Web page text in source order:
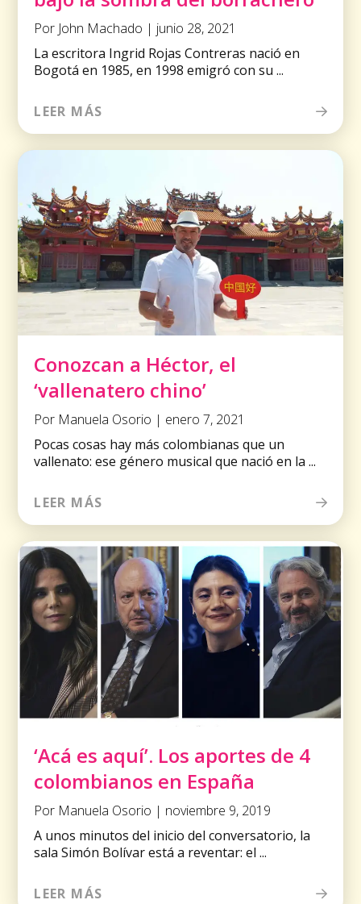
Por John Machado | junio 28, 2021
La escritora Ingrid Rojas Contreras nació en
Bogotá en 1985, en 1998 emigró con su ...
LEER MÁS
Conozcan a Héctor, el
‘vallenatero chino’
Por Manuela Osorio | enero 7, 2021
Pocas cosas hay más colombianas que un
vallenato: ese género musical que nació en la ...
LEER MÁS
‘Acá es aquí’. Los aportes de 4
colombianos en España
Por Manuela Osorio | noviembre 9, 2019
A unos minutos del inicio del conversatorio, la
sala Simón Bolívar está a reventar: el ...
LEER MÁS